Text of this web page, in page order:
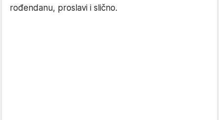
rođendanu, proslavi i slično.